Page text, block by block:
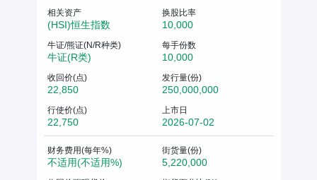
相关资产
(HSI)恒生指数
换股比率
10,000
牛证/熊证(N/R种类)
牛证(R类)
每手份数
10,000
收回价(点)
22,850
发行量(份)
250,000,000
行使价(点)
22,750
上市日
2026-07-02
财务费用(每年%)
不适用(不适用%)
街货量(份)
5,220,000